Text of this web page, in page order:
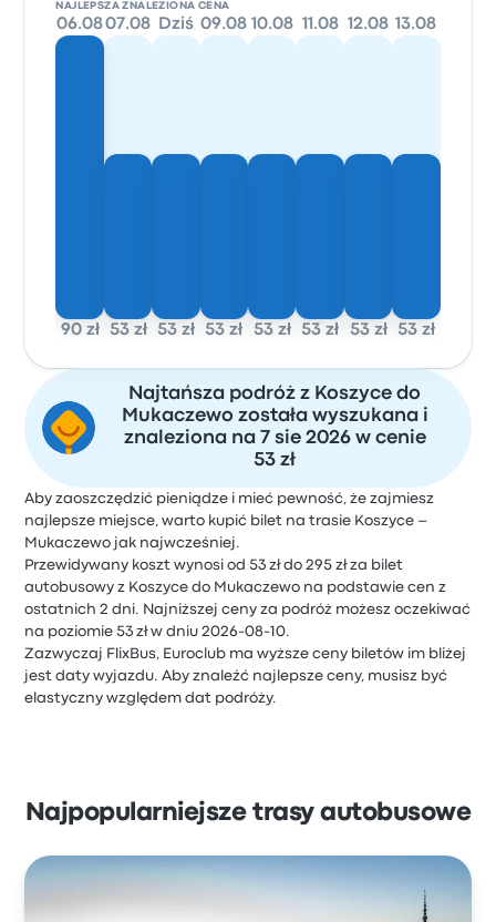
NAJLEPSZA ZNALEZIONA CENA
06.08
90 zł
07.08
53 zł
Dziś
53 zł
09.08
53 zł
10.08
53 zł
11.08
53 zł
12.08
53 zł
13.08
53 zł
Najtańsza podróż z Koszyce do
Mukaczewo została wyszukana i
znaleziona na 7 sie 2026 w cenie
53 zł
Aby zaoszczędzić pieniądze i mieć pewność, że zajmiesz
najlepsze miejsce, warto kupić bilet na trasie Koszyce –
Mukaczewo jak najwcześniej.
Przewidywany koszt wynosi od 53 zł do 295 zł za bilet
autobusowy z Koszyce do Mukaczewo na podstawie cen z
ostatnich 2 dni. Najniższej ceny za podróż możesz oczekiwać
na poziomie 53 zł w dniu 2026-08-10.
Zazwyczaj FlixBus, Euroclub ma wyższe ceny biletów im bliżej
jest daty wyjazdu. Aby znaleźć najlepsze ceny, musisz być
elastyczny względem dat podróży.
Najpopularniejsze trasy autobusowe